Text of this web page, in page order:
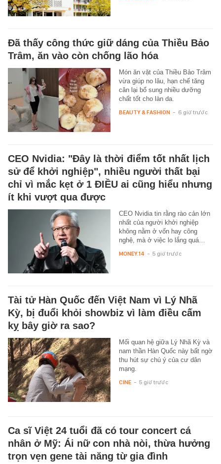
Đã thấy công thức giữ dáng của Thiều Bảo
Trâm, ăn vào còn chống lão hóa
Món ăn vặt của Thiều Bảo Trâm
vừa giúp no lâu, hạn chế tăng
cân lại bổ sung nhiều dưỡng
chất tốt cho làn da.
BEAUTY & FASHION - 6 giờ trước
CEO Nvidia: "Đây là thời điểm tốt nhất lịch
sử để khởi nghiệp", nhiều người thất bại
chỉ vì mắc kẹt ở 1 ĐIỀU ai cũng hiểu nhưng
ít khi vượt qua được
CEO Nvidia tin rằng rào cản lớn
nhất của người khởi nghiệp
không nằm ở vốn hay công
nghệ, mà ở việc lo lắng quá…
MONEY.14 - 5 giờ trước
Tài tử Hàn Quốc đến Việt Nam vì Lý Nhã
Kỳ, bị đuổi khỏi showbiz vì làm điều cấm
kỵ bây giờ ra sao?
Mối quan hệ giữa Lý Nhã Kỳ và
nam thần Hàn Quốc này bất ngờ
thu hút sự chú ý của cư dân
mạng.
CINE - 5 giờ trước
Ca sĩ Việt 24 tuổi đã có tour concert cá
nhân ở Mỹ: Ái nữ con nhà nòi, thừa hưởng
trọn vẹn gene tài năng từ gia đình